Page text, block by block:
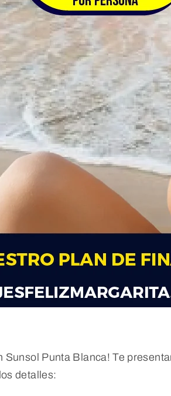
Sunsol Punta Blanca! Te
detalles: